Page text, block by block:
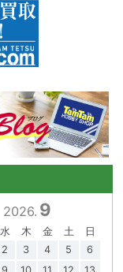
2026. 9
水 木 金 土
日
2 3 4 5
6